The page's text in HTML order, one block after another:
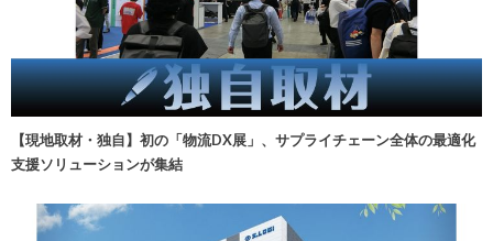
【現地取材・独自】初の「物流DX展」、サプライチェーン全体の最適化
支援ソリューションが集結